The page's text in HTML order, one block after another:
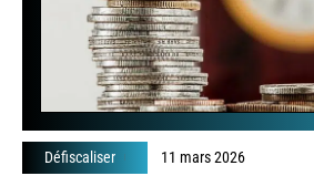
Défiscaliser 11 mars 2026